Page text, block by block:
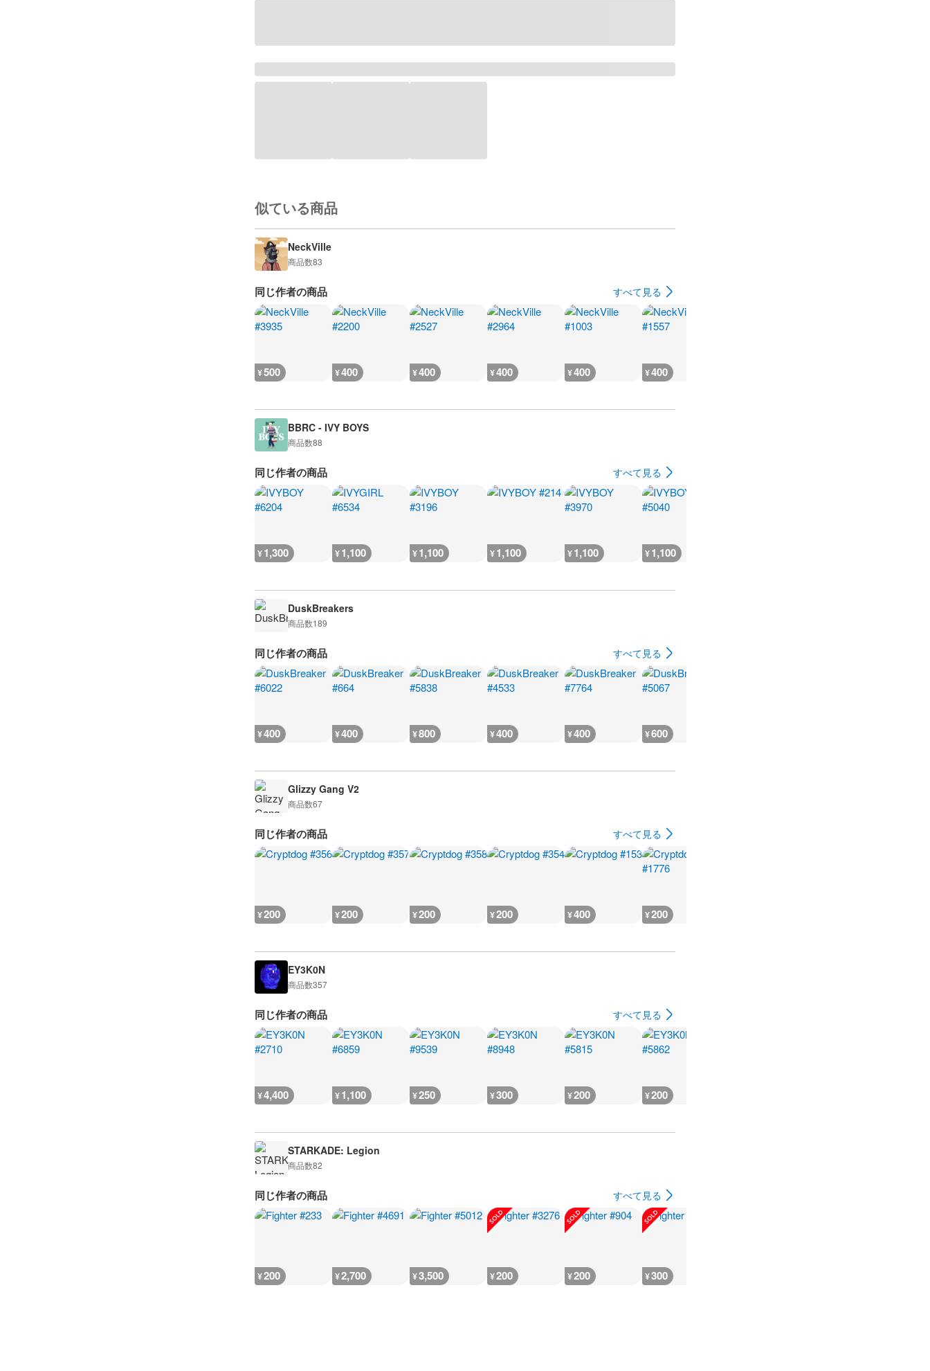
似ている商品
NeckVille
商品数83
同じ作者の商品 すべて見る
¥500 ¥400 ¥400 ¥400 ¥400 ¥400
BBRC - IVY BOYS
商品数88
同じ作者の商品 すべて見る
¥1,300 ¥1,100 ¥1,100 ¥1,100 ¥1,100 ¥1,100
DuskBreakers
商品数189
同じ作者の商品 すべて見る
¥400 ¥400 ¥800 ¥400 ¥400 ¥600
Glizzy Gang V2
商品数67
同じ作者の商品 すべて見る
¥200 ¥200 ¥200 ¥200 ¥400 ¥200
EY3K0N
商品数357
同じ作者の商品 すべて見る
¥4,400 ¥1,100 ¥250 ¥300 ¥200 ¥200
STARKADE: Legion
商品数82
同じ作者の商品 すべて見る
¥200 ¥2,700 ¥3,500 ¥200 ¥200 ¥300